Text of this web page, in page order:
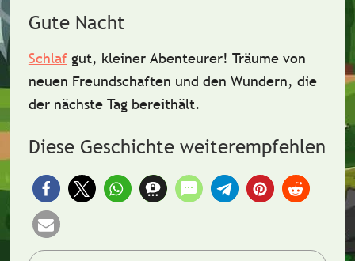
Gute Nacht
Schlafgut, kleiner Abenteurer! Träume von
neuen Freundschaften und den Wundern, die
der nächste Tag bereithält.
Diese Geschichte weiterempfehlen